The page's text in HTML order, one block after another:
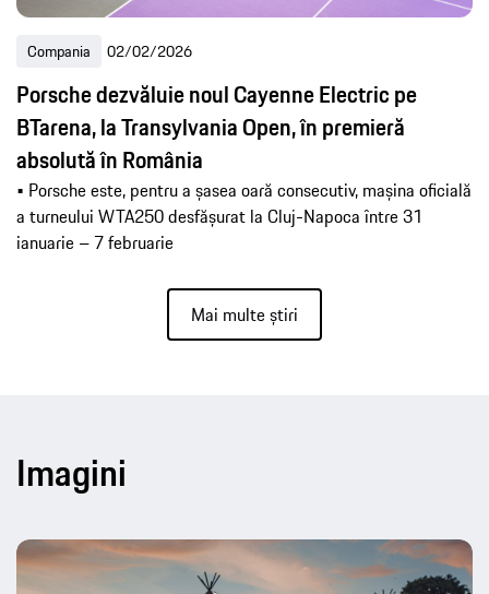
Compania 02/02/2026
Porsche dezvăluie noul Cayenne Electric pe
BTarena, la Transylvania Open, în premieră
absolută în România
• Porsche este, pentru a șasea oară consecutiv, mașina oficială
a turneului WTA250 desfășurat la Cluj-Napoca între 31
ianuarie – 7 februarie
Mai multe știri
Imagini